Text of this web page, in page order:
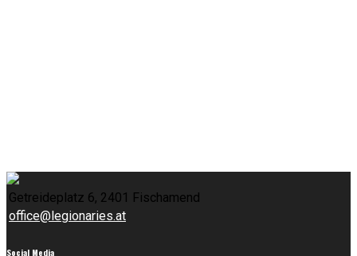
Getreideplatz 6, 2401 Fischamend
office@legionaries.at
Social Media